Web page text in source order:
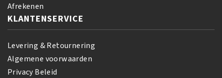
Afrekenen
KLANTENSERVICE
Levering & Retournering
Algemene voorwaarden
Privacy Beleid